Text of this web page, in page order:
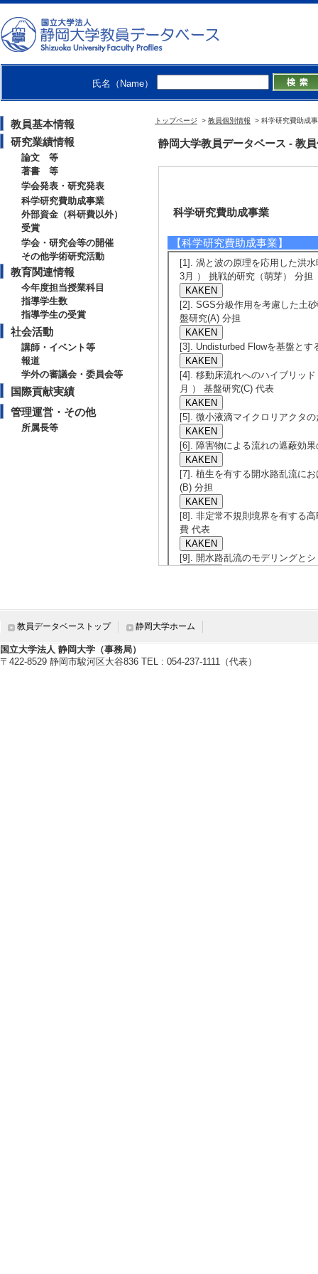
氏名（Name）
教員基本情報
研究業績情報
論文 等
著書 等
学会発表・研究発表
科学研究費助成事業
外部資金（科研費以外）
受賞
学会・研究会等の開催
その他学術研究活動
教育関連情報
今年度担当授業科目
指導学生数
指導学生の受賞
社会活動
講師・イベント等
報道
学外の審議会・委員会等
国際貢献実績
管理運営・その他
所属長等
トップページ > 教員個別情報 > 科学研究費助成
静岡大学教員データベース - 教
科学研究費助成事業
【科学研究費助成事業】
[1]. 渦と波の原理を応用した洪
3月 ） 挑戦的研究（萌芽） 分担
[2]. SGS分級作用を考慮した土
盤研究(A) 分担
[3]. Undisturbed Flowを基盤と
[4]. 移動床流れへのハイブリッ
月 ） 基盤研究(C) 代表
[5]. 微小液滴マイクロリアクタ
[6]. 障害物による流れの遮蔽効
[7]. 植生を有する開水路乱流に
(B) 分担
[8]. 非定常不規則境界を有する
費 代表
[9]. 開水路乱流のモデリングと
教員データベーストップ 静岡大学ホーム
国立大学法人 静岡大学（事務局）
〒422-8529 静岡市駿河区大谷836 TEL : 054-237-1111（代表）